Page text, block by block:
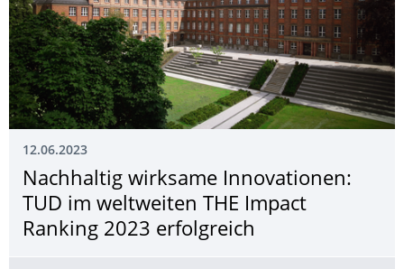
12.06.2023
Nachhaltig wirksame Innovationen:
TUD im weltweiten THE Impact
Ranking 2023 erfolgreich